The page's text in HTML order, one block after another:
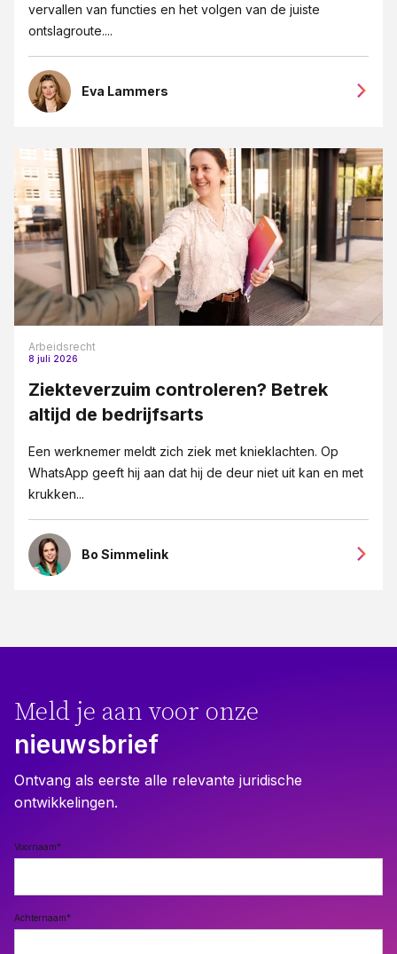
vervallen van functies en het volgen van de juiste
ontslagroute....
Eva Lammers
Arbeidsrecht
8 juli 2026
Ziekteverzuim controleren? Betrek
altijd de bedrijfsarts
Een werknemer meldt zich ziek met knieklachten. Op
WhatsApp geeft hij aan dat hij de deur niet uit kan en met
krukken...
Bo Simmelink
Meld je aan voor onze
nieuwsbrief
Ontvang als eerste alle relevante juridische
ontwikkelingen.
Voornaam*
Achternaam*